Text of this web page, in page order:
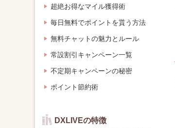
超絶お得なマイル獲得術
毎日無料でポイントを貰う方法
無料チャットの魅力とルール
常設割引キャンペーン一覧
不定期キャンペーンの秘密
ポイント節約術
DXLIVEの特徴